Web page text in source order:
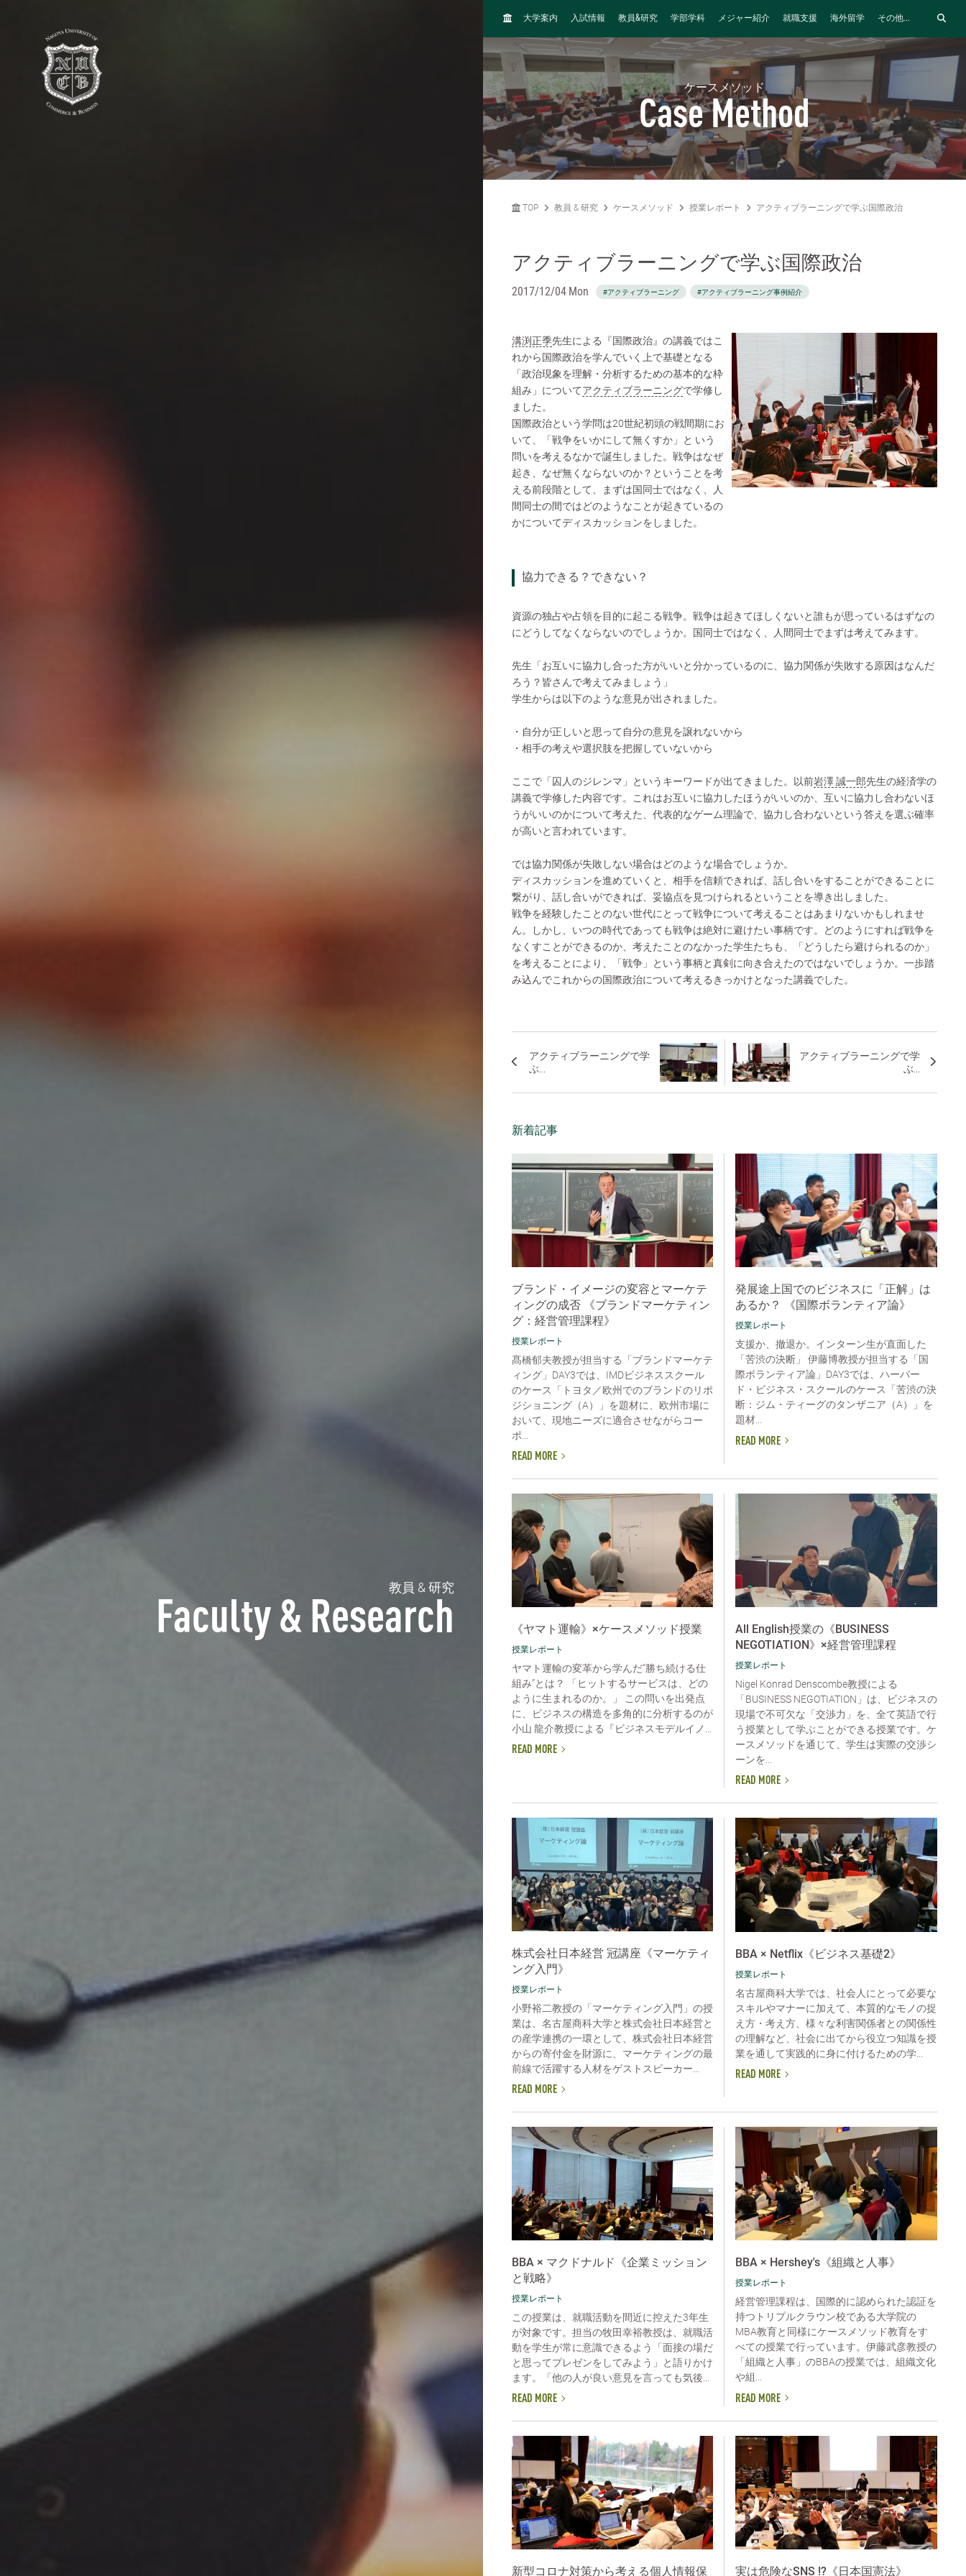
教員 & 研究
Faculty & Research
H
M
大学案内 入試情報 教員&研究 学部学科 メジャー紹介 就職支援 海外留学 その他...
ケースメソッド
Case Method
TOP 教員 & 研究 ケースメソッド 授業レポート アクティブラーニングで学ぶ国際政治
アクティブラーニングで学ぶ国際政治
2017/12/04 Mon #アクティブラーニング #アクティブラーニング事例紹介
溝渕正季先生による『国際政治』の講義ではこ
れから国際政治を学んでいく上で基礎となる
「政治現象を理解・分析するための基本的な枠
組み」についてアクティブラーニングで学修し
ました。
国際政治という学問は20世紀初頭の戦間期にお
いて、「戦争をいかにして無くすか」と いう
問いを考えるなかで誕生しました。戦争はなぜ
起き、なぜ無くならないのか？ということを考
える前段階として、まずは国同士ではなく、人
間同士の間ではどのようなことが起きているの
かについてディスカッションをしました。
協力できる？できない？
資源の独占や占領を目的に起こる戦争。戦争は起きてほしくないと誰もが思っているはずなの
にどうしてなくならないのでしょうか。国同士ではなく、人間同士でまずは考えてみます。
先生「お互いに協力し合った方がいいと分かっているのに、協力関係が失敗する原因はなんだ
ろう？皆さんで考えてみましょう」
学生からは以下のような意見が出されました。
・自分が正しいと思って自分の意見を譲れないから
・相手の考えや選択肢を把握していないから
ここで「囚人のジレンマ」というキーワードが出てきました。以前岩澤 誠一郎先生の経済学の
講義で学修した内容です。これはお互いに協力したほうがいいのか、互いに協力し合わないほ
うがいいのかについて考えた、代表的なゲーム理論で、協力し合わないという答えを選ぶ確率
が高いと言われています。
では協力関係が失敗しない場合はどのような場合でしょうか。
ディスカッションを進めていくと、相手を信頼できれば、話し合いをすることができることに
繋がり、話し合いができれば、妥協点を見つけられるということを導き出しました。
戦争を経験したことのない世代にとって戦争について考えることはあまりないかもしれませ
ん。しかし、いつの時代であっても戦争は絶対に避けたい事柄です。どのようにすれば戦争を
なくすことができるのか、考えたことのなかった学生たちも、「どうしたら避けられるのか」
を考えることにより、「戦争」という事柄と真剣に向き合えたのではないでしょうか。一歩踏
み込んでこれからの国際政治について考えるきっかけとなった講義でした。
アクティブラーニングで学
ぶ...
アクティブラーニングで学
ぶ...
新着記事
ブランド・イメージの変容とマーケテ
ィングの成否 《ブランドマーケティン
グ：経営管理課程》
授業レポート
髙橋郁夫教授が担当する「ブランドマーケテ
ィング」DAY3では、IMDビジネススクール
のケース「トヨタ／欧州でのブランドのリポ
ジショニング（A）」を題材に、欧州市場に
おいて、現地ニーズに適合させながらコー
ポ...
READ MORE
発展途上国でのビジネスに「正解」は
あるか？ 《国際ボランティア論》
授業レポート
支援か、撤退か。インターン生が直面した
「苦渋の決断」 伊藤博教授が担当する「国
際ボランティア論」DAY3では、ハーバー
ド・ビジネス・スクールのケース「苦渋の決
断：ジム・ティーグのタンザニア（A）」を
題材...
READ MORE
《ヤマト運輸》×ケースメソッド授業
授業レポート
ヤマト運輸の変革から学んだ“勝ち続ける仕
組み”とは？ 「ヒットするサービスは、どの
ように生まれるのか。」 この問いを出発点
に、ビジネスの構造を多角的に分析するのが
小山 龍介教授による『ビジネスモデルイノ...
READ MORE
All English授業の《BUSINESS
NEGOTIATION》×経営管理課程
授業レポート
Nigel Konrad Denscombe教授による
「BUSINESS NEGOTIATION」は、ビジネスの
現場で不可欠な「交渉力」を、全て英語で行
う授業として学ぶことができる授業です。ケ
ースメソッドを通じて、学生は実際の交渉シ
ーンを...
READ MORE
株式会社日本経営 冠講座《マーケティ
ング入門》
授業レポート
小野裕二教授の「マーケティング入門」の授
業は、名古屋商科大学と株式会社日本経営と
の産学連携の一環として、株式会社日本経営
からの寄付金を財源に、マーケティングの最
前線で活躍する人材をゲストスピーカー...
READ MORE
BBA × Netflix《ビジネス基礎2》
授業レポート
名古屋商科大学では、社会人にとって必要な
スキルやマナーに加えて、本質的なモノの捉
え方・考え方、様々な利害関係者との関係性
の理解など、社会に出てから役立つ知識を授
業を通して実践的に身に付けるための学...
READ MORE
BBA × マクドナルド《企業ミッション
と戦略》
授業レポート
この授業は、就職活動を間近に控えた3年生
が対象です。担当の牧田幸裕教授は、就職活
動を学生が常に意識できるよう「面接の場だ
と思ってプレゼンをしてみよう」と語りかけ
ます。「他の人が良い意見を言っても気後...
READ MORE
BBA × Hershey's《組織と人事》
授業レポート
経営管理課程は、国際的に認められた認証を
持つトリプルクラウン校である大学院の
MBA教育と同様にケースメソッド教育をす
べての授業で行っています。伊藤武彦教授の
「組織と人事」のBBAの授業では、組織文化
や組...
READ MORE
新型コロナ対策から考える個人情報保 実は危険なSNS !?《日本国憲法》